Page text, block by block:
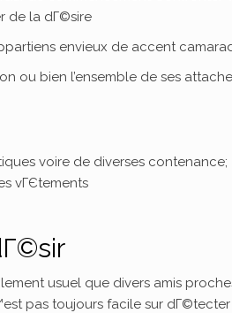
de la dГ©sire
envieux de accent
ou bien l’ensemble de ses
voire de diverses contenance;
vГЄtements
usuel que divers amis
pas toujours facile sur